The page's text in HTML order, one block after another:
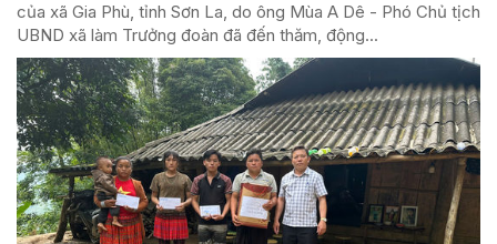
của xã Gia Phù, tỉnh Sơn La, do ông Mùa A Dê - Phó Chủ tịch
UBND xã làm Trưởng đoàn đã đến thăm, động...